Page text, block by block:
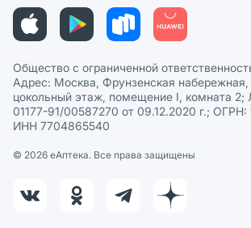
Общество с ограниченной
Адрес: Москва, Фрунзенская набережная,
цокольный этаж, помещение I, комната 2;
01177-91/00587270 от 09.12.2020 г.; ОГРН:
ИНН 7704865540
© 2026 eАптека. Все права защищены